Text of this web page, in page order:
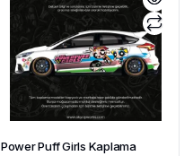
Power Puff Girls Kaplama